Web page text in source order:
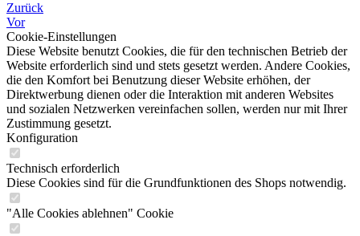
Zurück
Vor
Cookie-Einstellungen
Diese Website benutzt Cookies, die für den technischen Betrieb der
Website erforderlich sind und stets gesetzt werden. Andere Cookies,
die den Komfort bei Benutzung dieser Website erhöhen, der
Direktwerbung dienen oder die Interaktion mit anderen Websites
und sozialen Netzwerken vereinfachen sollen, werden nur mit Ihrer
Zustimmung gesetzt.
Konfiguration
Technisch erforderlich
Diese Cookies sind für die Grundfunktionen des Shops notwendig.
"Alle Cookies ablehnen" Cookie